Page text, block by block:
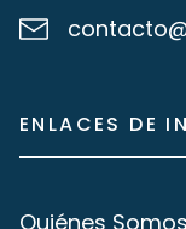
ENLACES DE
Quiénes Somos